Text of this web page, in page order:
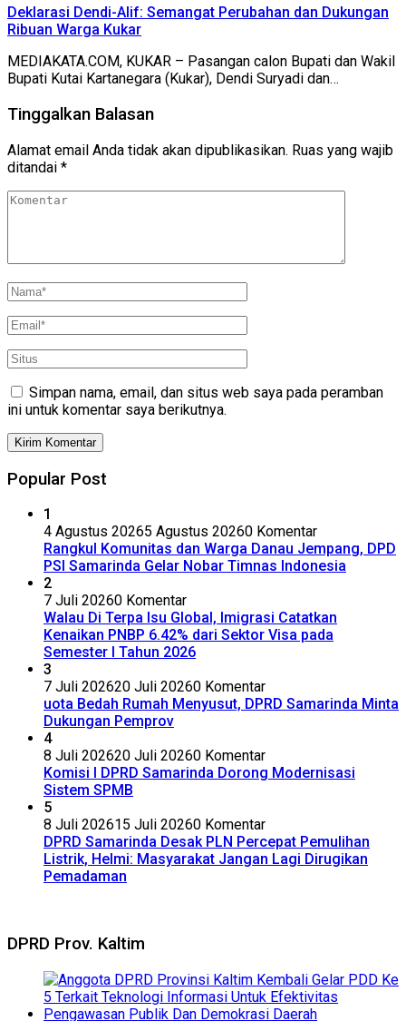
Deklarasi Dendi-Alif: Semangat Perubahan dan Dukungan
Ribuan Warga Kukar
MEDIAKATA.COM, KUKAR – Pasangan calon Bupati dan Wakil
Bupati Kutai Kartanegara (Kukar), Dendi Suryadi dan…
Tinggalkan Balasan
Alamat email Anda tidak akan dipublikasikan. Ruas yang wajib
ditandai *
Simpan nama, email, dan situs web saya pada peramban
ini untuk komentar saya berikutnya.
Popular Post
1
4 Agustus 20265 Agustus 20260 Komentar
Rangkul Komunitas dan Warga Danau Jempang, DPD
PSI Samarinda Gelar Nobar Timnas Indonesia
2
7 Juli 20260 Komentar
Walau Di Terpa Isu Global, Imigrasi Catatkan
Kenaikan PNBP 6.42% dari Sektor Visa pada
Semester I Tahun 2026
3
7 Juli 202620 Juli 20260 Komentar
uota Bedah Rumah Menyusut, DPRD Samarinda Minta
Dukungan Pemprov
4
8 Juli 202620 Juli 20260 Komentar
Komisi I DPRD Samarinda Dorong Modernisasi
Sistem SPMB
5
8 Juli 202615 Juli 20260 Komentar
DPRD Samarinda Desak PLN Percepat Pemulihan
Listrik, Helmi: Masyarakat Jangan Lagi Dirugikan
Pemadaman
DPRD Prov. Kaltim